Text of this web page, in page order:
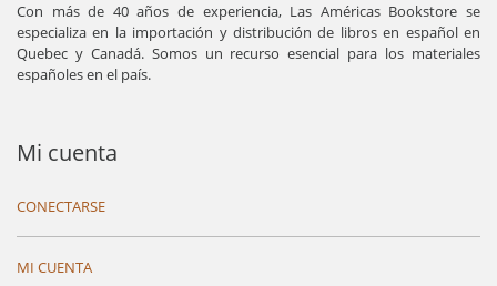
Con más de 40 años de experiencia, Las Américas Bookstore se
especializa en la importación y distribución de libros en español en
Quebec y Canadá. Somos un recurso esencial para los materiales
españoles en el país.
Mi cuenta
CONECTARSE
MI CUENTA